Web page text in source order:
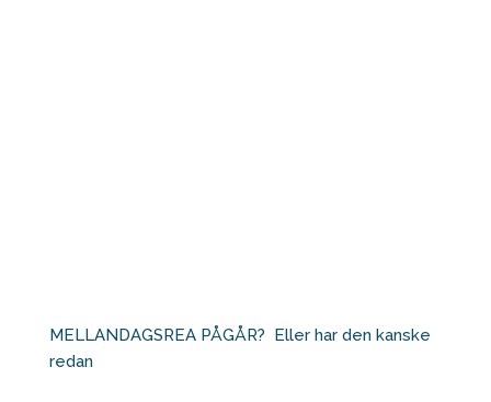
MELLANDAGSREA PÅGÅR?⁠ ⁠ Eller har den kanske
redan